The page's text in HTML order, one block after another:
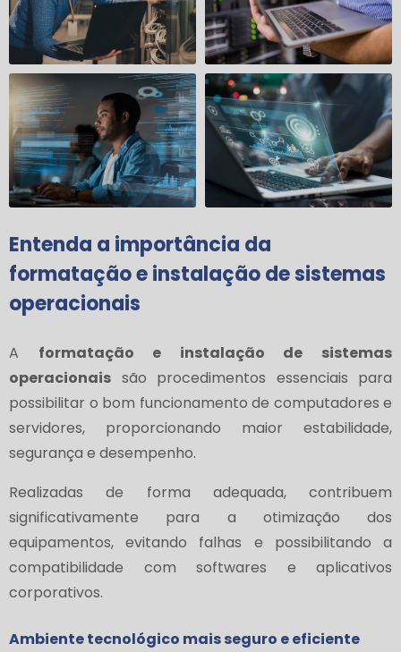
Entenda a importância da
formatação e instalação de sistemas
operacionais
A formatação e instalação de sistemas
operacionais são procedimentos essenciais para
possibilitar o bom funcionamento de computadores e
servidores, proporcionando maior estabilidade,
segurança e desempenho.
Realizadas de forma adequada, contribuem
significativamente para a otimização dos
equipamentos, evitando falhas e possibilitando a
compatibilidade com softwares e aplicativos
corporativos.
Ambiente tecnológico mais seguro e eficiente